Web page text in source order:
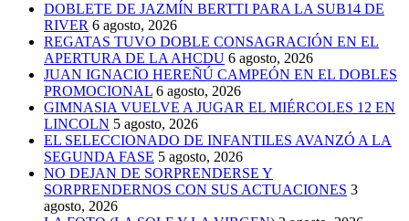
DOBLETE DE JAZMÍN BERTTI PARA LA SUB14 DE
RIVER 6 agosto, 2026
REGATAS TUVO DOBLE CONSAGRACIÓN EN EL
APERTURA DE LA AHCDU 6 agosto, 2026
JUAN IGNACIO HEREÑÚ CAMPEÓN EN EL DOBLES
PROMOCIONAL 6 agosto, 2026
GIMNASIA VUELVE A JUGAR EL MIÉRCOLES 12 EN
LINCOLN 5 agosto, 2026
EL SELECCIONADO DE INFANTILES AVANZÓ A LA
SEGUNDA FASE 5 agosto, 2026
NO DEJAN DE SORPRENDERSE Y
SORPRENDERNOS CON SUS ACTUACIONES 3
agosto, 2026